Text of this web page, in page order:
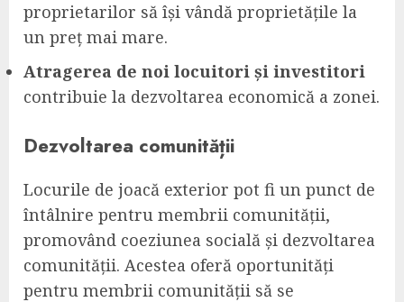
proprietarilor să își vândă proprietățile la
un preț mai mare.
Atragerea de noi locuitori și investitori
contribuie la dezvoltarea economică a zonei.
Dezvoltarea comunității
Locurile de joacă exterior pot fi un punct de
întâlnire pentru membrii comunității,
promovând coeziunea socială și dezvoltarea
comunității. Acestea oferă oportunități
pentru membrii comunității să se